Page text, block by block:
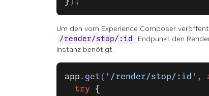
Um den vom Experience Composer
/render/stop/:id Endpunkt den
Instanz benötigt.
app . get ( '/render/stop/:id' ,
  try
{